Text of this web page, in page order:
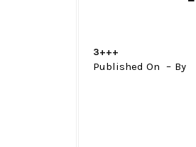
3+++
Published On By